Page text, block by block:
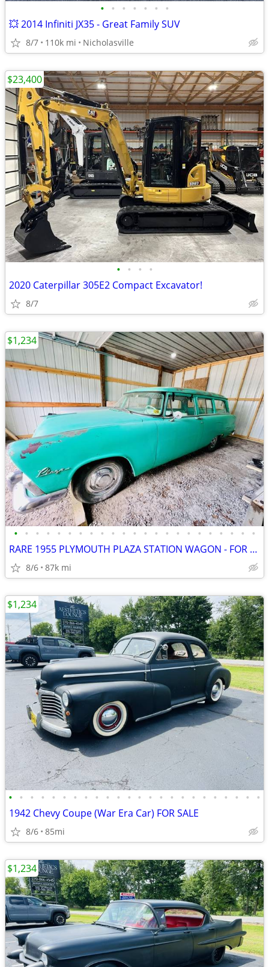
• • • • • • •
💥 2014 Infiniti JX35 - Great Family SUV
8/7 110k mi Nicholasville
• • • •
2020 Caterpillar 305E2 Compact Excavator!
8/7
$23,400
• • • • • • • • • • • • • • • • • • • • • • •
RARE 1955 PLYMOUTH PLAZA STATION WAGON - FOR SALE
8/6 87k mi
$1,234
• • • • • • • • • • • • • • • • • • • • • • • •
1942 Chevy Coupe (War Era Car) FOR SALE
8/6 85mi
$1,234
$1,234